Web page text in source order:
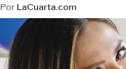
PorLaCuarta.com